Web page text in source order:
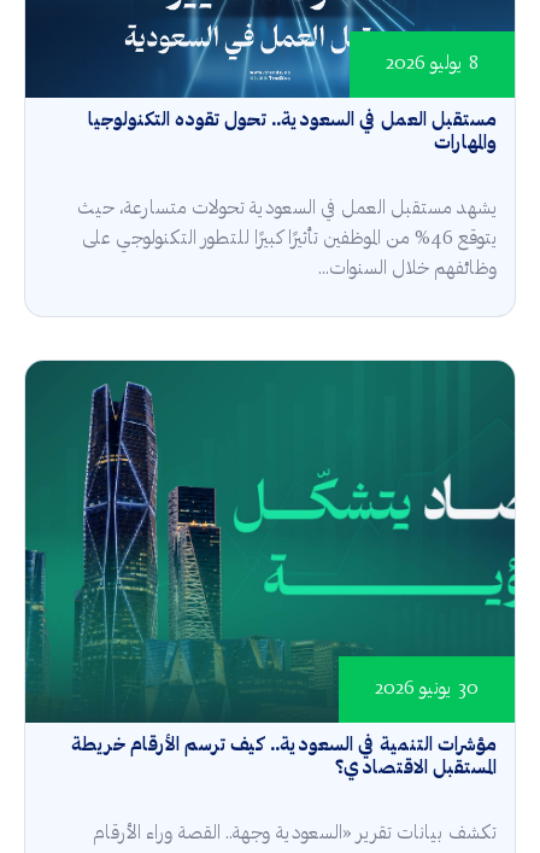
مستقبل العمل في السعودية.. تحول تقوده التكنولوجيا
والمهارات
8 يوليو 2026
يشهد مستقبل العمل في السعودية تحولات متسارعة، حيث
يتوقع 46% من الموظفين تأثيرًا كبيرًا للتطور التكنولوجي على
وظائفهم خلال السنوات...
مؤشرات التنمية في السعودية.. كيف ترسم الأرقام خريطة
المستقبل الاقتصادي؟
30 يونيو 2026
تكشف بيانات تقرير «السعودية وجهة.. القصة وراء الأرقام